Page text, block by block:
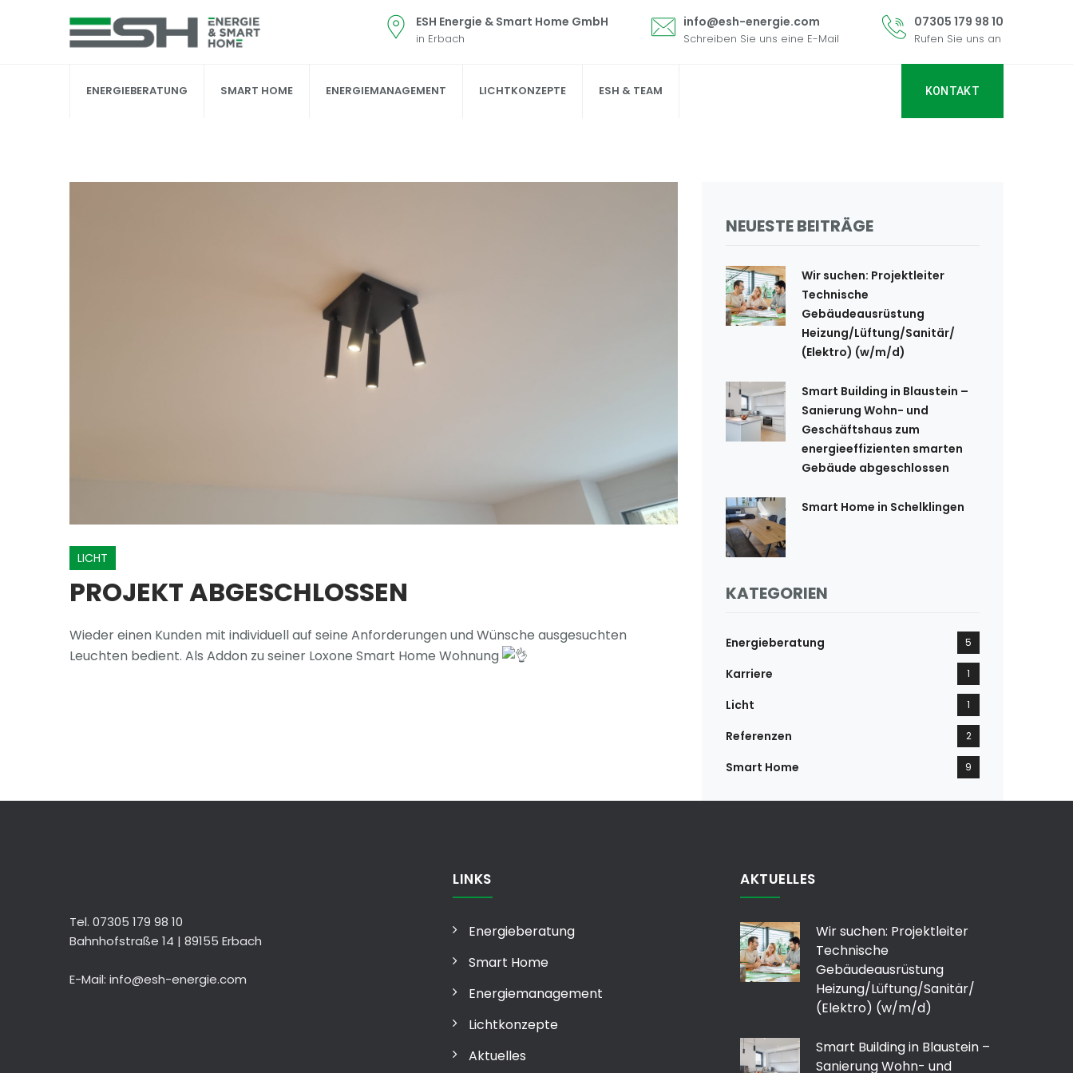
ESH Energie & Smart Home GmbH
in Erbach
info@esh-energie.com
Schreiben Sie uns eine E-Mail
07305 179 98 10
Rufen Sie uns an
ENERGIEBERATUNG SMART HOME ENERGIEMANAGEMENT LICHTKONZEPTE ESH & TEAM KONTAKT
LICHT
PROJEKT ABGESCHLOSSEN
Wieder einen Kunden mit individuell auf seine Anforderungen und Wünsche ausgesuchten
Leuchten bedient. Als Addon zu seiner Loxone Smart Home Wohnung
NEUESTE BEITRÄGE
Wir suchen: Projektleiter
Technische
Gebäudeausrüstung
Heizung/Lüftung/Sanitär/
(Elektro) (w/m/d)
Smart Building in Blaustein –
Sanierung Wohn- und
Geschäftshaus zum
energieeffizienten smarten
Gebäude abgeschlossen
Smart Home in Schelklingen
KATEGORIEN
Energieberatung 5
Karriere 1
Licht 1
Referenzen 2
Smart Home 9
Tel. 07305 179 98 10
Bahnhofstraße 14 | 89155 Erbach
E-Mail: info@esh-energie.com
LINKS
Energieberatung
Smart Home
Energiemanagement
Lichtkonzepte
Aktuelles
AKTUELLES
Wir suchen: Projektleiter
Technische
Gebäudeausrüstung
Heizung/Lüftung/Sanitär/
(Elektro) (w/m/d)
Smart Building in Blaustein –
Sanierung Wohn- und